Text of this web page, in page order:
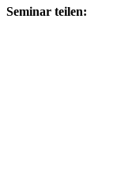
Seminar teilen: